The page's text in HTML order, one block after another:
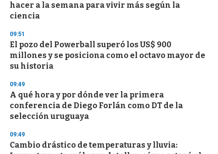
hacer a la semana para vivir más según la
ciencia
09:51
El pozo del Powerball superó los US$ 900
millones y se posiciona como el octavo mayor de
su historia
09:49
A qué hora y por dónde ver la primera
conferencia de Diego Forlán como DT de la
selección uruguaya
09:49
Cambio drástico de temperaturas y lluvia: